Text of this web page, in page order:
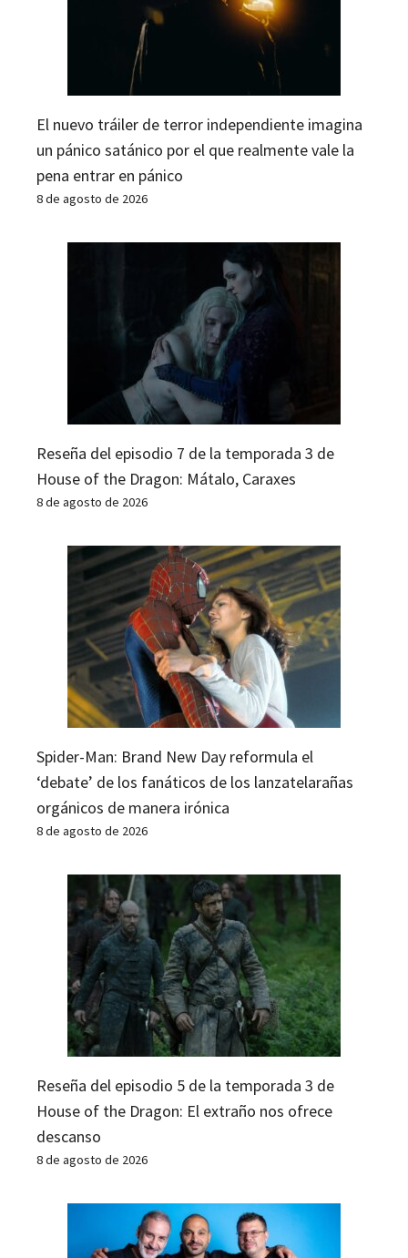
El nuevo tráiler de terror independiente imagina
un pánico satánico por el que realmente vale la
pena entrar en pánico
8 de agosto de 2026
Reseña del episodio 7 de la temporada 3 de
House of the Dragon: Mátalo, Caraxes
8 de agosto de 2026
Spider-Man: Brand New Day reformula el
‘debate’ de los fanáticos de los lanzatelarañas
orgánicos de manera irónica
8 de agosto de 2026
Reseña del episodio 5 de la temporada 3 de
House of the Dragon: El extraño nos ofrece
descanso
8 de agosto de 2026